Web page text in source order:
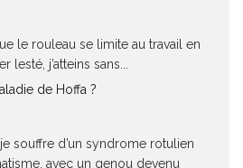
le rouleau se limite au travail en
j’atteins sans...
de Hoffa ?
souffre d’un syndrome rotulien
avec un genou devenu